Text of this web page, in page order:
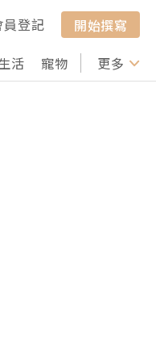
員登記
開始撰寫
活 寵物 行山 打卡
更多